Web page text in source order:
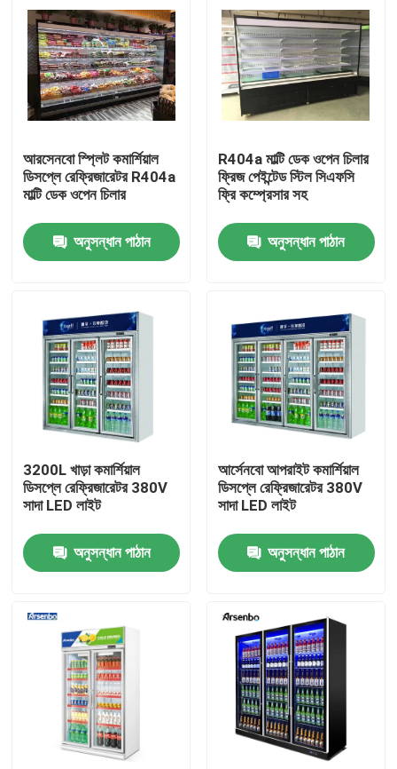
বাড়ি
পরিচিতি
পণ্য
বাণিজ্যিক প্রদর্শন রেফ্রিজারেটর
বাণিজ্যিক পানীয় রেফ্রিজারেটর
বাণিজ্যিক রেস্টুরেন্ট রেফ্রিজারেটর
কাউন্টার রেফ্রিজারেটর অধীনে
কেক প্রদর্শন রেফ্রিজারেটর
আরসেনবো স্প্লিট কমার্শিয়াল
ডিসপ্লে রেফ্রিজারেটর R404a
মাল্টি ডেক ওপেন চিলার
অনুসন্ধান পাঠান
R404a মাল্টি ডেক ওপেন চিলার
ফ্রিজ পেইন্টেড স্টিল সিএফসি
ফ্রি কম্প্রেসার সহ
অনুসন্ধান পাঠান
3200L খাড়া কমার্শিয়াল
ডিসপ্লে রেফ্রিজারেটর 380V
সাদা LED লাইট
অনুসন্ধান পাঠান
আর্সেনবো আপরাইট কমার্শিয়াল
ডিসপ্লে রেফ্রিজারেটর 380V
সাদা LED লাইট
অনুসন্ধান পাঠান